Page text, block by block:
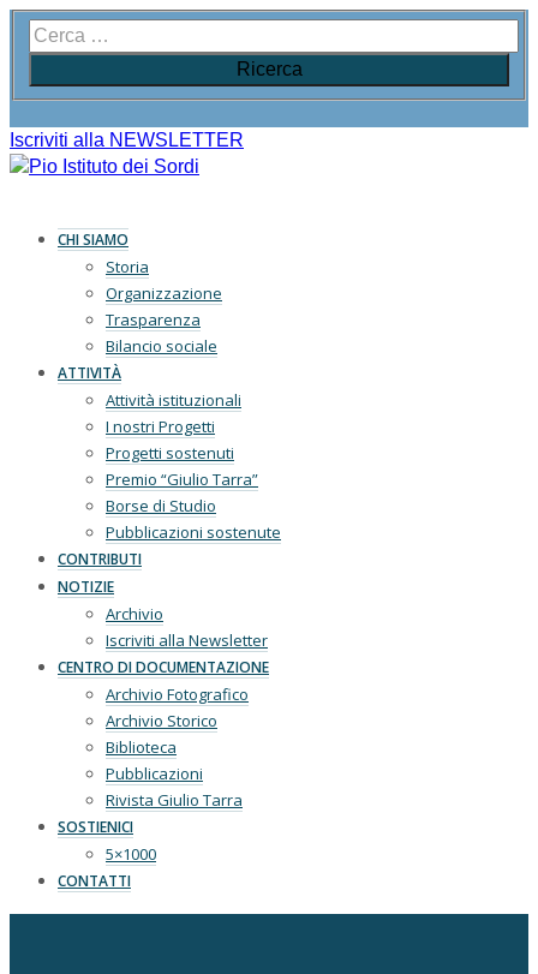
Iscriviti alla NEWSLETTER
CHI SIAMO
Storia
Organizzazione
Trasparenza
Bilancio sociale
ATTIVITÀ
Attività istituzionali
I nostri Progetti
Progetti sostenuti
Premio “Giulio Tarra”
Borse di Studio
Pubblicazioni sostenute
CONTRIBUTI
NOTIZIE
Archivio
Iscriviti alla Newsletter
CENTRO DI DOCUMENTAZIONE
Archivio Fotografico
Archivio Storico
Biblioteca
Pubblicazioni
Rivista Giulio Tarra
SOSTIENICI
5×1000
CONTATTI